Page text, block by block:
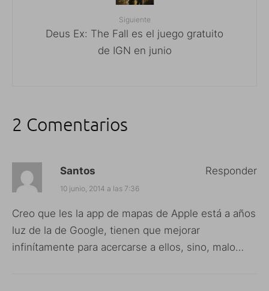
Siguiente
Deus Ex: The Fall es el juego gratuito
de IGN en junio
2 Comentarios
Santos
10 junio, 2014 a las 7:36
Creo que les la app de mapas de Apple está a años
luz de la de Google, tienen que mejorar
infinítamente para acercarse a ellos, sino, malo…
Responder